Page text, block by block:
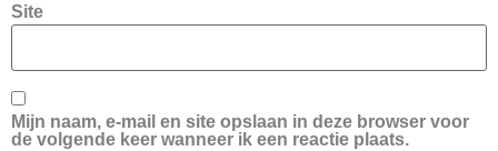
Site
Mijn naam, e-mail en site opslaan in deze browser voor
de volgende keer wanneer ik een reactie plaats.